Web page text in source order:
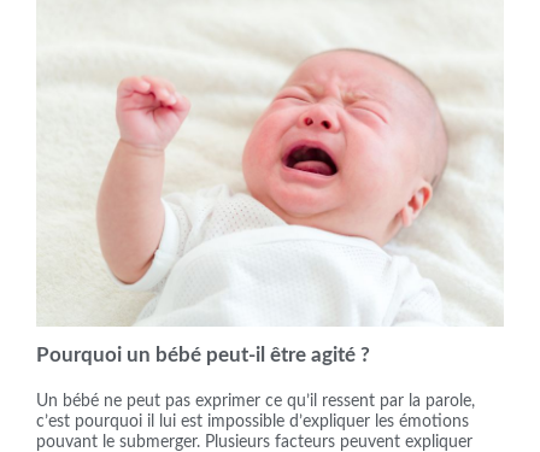
Pourquoi un bébé peut-il être agité ?
Un bébé ne peut pas exprimer ce qu’il ressent par la parole,
c’est pourquoi il lui est impossible d’expliquer les émotions
pouvant le submerger. Plusieurs facteurs peuvent expliquer